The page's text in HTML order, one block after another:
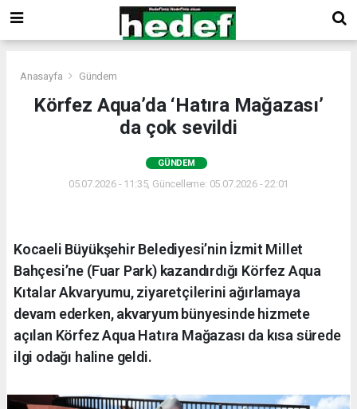
Anasayfa Gündem
Körfez Aqua’da ‘Hatıra Mağazası’
da çok sevildi
GÜNDEM
05.07.2026 - 11:35, Güncelleme: 05.07.2026 - 22:01
Kocaeli Büyükşehir Belediyesi’nin İzmit Millet
Bahçesi’ne (Fuar Park) kazandırdığı Körfez Aqua
Kıtalar Akvaryumu, ziyaretçilerini ağırlamaya
devam ederken, akvaryum bünyesinde hizmete
açılan Körfez Aqua Hatıra Mağazası da kısa sürede
ilgi odağı haline geldi.